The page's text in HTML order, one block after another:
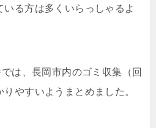
る方は多くいらっしゃるよ
は、長岡市内のゴミ収集（回
やすいようまとめました。